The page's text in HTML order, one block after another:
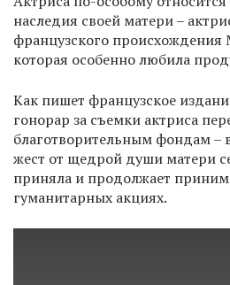
наследия своей матери –
французского
которая особенно любила
Как пишет французское
гонорар за съемки актриса
благотворительным фондам
жест от щедрой души матери
приняла и продолжает
гуманитарных акциях.